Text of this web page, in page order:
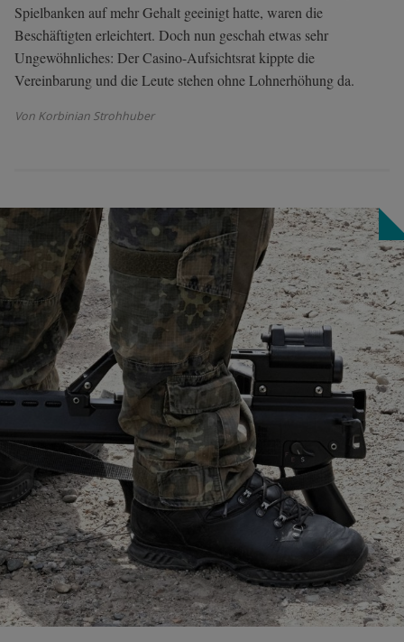
Spielbanken auf mehr Gehalt geeinigt hatte, waren die
Beschäftigten erleichtert. Doch nun geschah etwas sehr
Ungewöhnliches: Der Casino-Aufsichtsrat kippte die
Vereinbarung und die Leute stehen ohne Lohnerhöhung da.
Von Korbinian Strohhuber